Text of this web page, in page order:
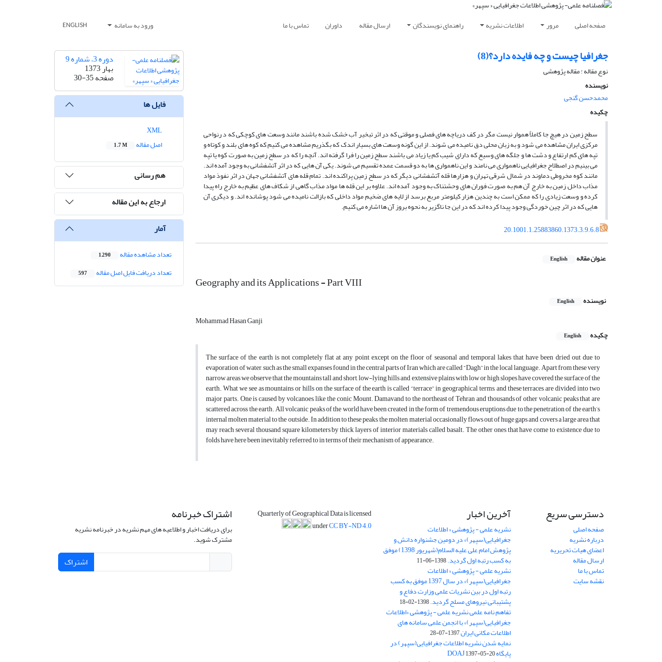
صفحه اصلی مرور اطلاعات نشریه راهنمای نویسندگان ارسال مقاله داوران تماس با ما ورود به سامانه ENGLISH
جغرافیا چیست و چه فایده دارد؟(8)
نوع مقاله : مقاله پژوهشی
نویسنده
محمدحسن گنجی
چکیده
سطح زمین در هیچ جا کاملاً هموار نیست مگر در کف دریاچه ­های فصلی و موقتی که در اثر تبخیر آب خشک شده باشند مانند وسعت­ های کوچکی که د رنواحی
مرکزی ایران مشاهده می­ شود و به زبان محلی دق نامیده می­ شوند. از این گونه وسعت های بسیار اندک که بگذریم مشاهده می­ کنیم که کوه های بلند و کوتاه و
تپه­ های کم ارتفاع و دشت ها و جلگه ­های وسیع که دارای شیب کم یا زیاد می­ باشند سطح زمین را فرا گرفته­ اند. آنچه را که در سطح زمین به صورت کوه یا تپه
می­ بینیم در اصطلاح جغرافیایی ناهمواری می­ نامند و این ناهمواری ها به دو قسمت عمده تقسیم می­ شوند. یکی آن هایی که در اثر آتشفشانی به وجود آمده ­اند.
مانند کوه مخروطی دماوند در شمال شرقی تهران و هزارها قله آتشفشانی دیگر که در سطح زمین پراکنده­ اند. تمام قله­ های آتشفشانی جهان در اثر نفوذ مواد
مذاب داخل زمین به خارج آن هم به صورت فوران های وحشتناک به وجود آمده ­اند. علاوه بر این قله­ ها مواد مذاب گاهی از شکاف های عظیم به خارج راه پیدا
کرده و وسعت زیادی را که ممکن است به چندین هزار کیلومتر مربع برسد از لایه ­های ضخیم مواد داخلی که بازالت نامیده می­ شود پوشانده­ اند. و دیگری آن
هایی که در اثر چین خوردگی وجود پیدا کرده­ اند که در این جا ناگزیر به نحوه بروز آن ها اشاره می­ کنیم.
20.1001.1.25883860.1373.3.9.6.8
عنوان مقاله English
Geography and its Applications - Part VIII
نویسنده English
Mohammad Hasan Ganji
چکیده
English
The surface of the earth is not completely flat at any point except on the floor of seasonal and temporal lakes that have been dried out due to
evaporation of water, such as the small expanses found in the central parts of Iran which are called “Dagh” in the local language. Apart from these very
narrow areas we observe that the mountains tall and short, low-lying hills and extensive plains with low or high slopes have covered the surface of the
earth. What we see as mountains or hills on the surface of the earth is called “terrace” in geographical terms, and these terraces are divided into two
major parts. One is caused by volcanoes, like the conic Mount. Damavand to the northeast of Tehran and thousands of other volcanic peaks that are
scattered across the earth. All volcanic peaks of the world have been created in the form of tremendous eruptions due to the penetration of the earth’s
internal molten material to the outside. In addition to these peaks, the molten material occasionally flows out of huge gaps and covers a large area that
may reach several thousand square kilometers by thick layers of interior materials called basalt. The other ones that have come to existence due to
folds have here been inevitably referred to in terms of their mechanism of appearance.
دوره 3، شماره 9
بهار 1373
صفحه30-35
فایل ها
اصل مقاله
1.7 M
هم رسانی
ارجاع به این مقاله
آمار
تعداد مشاهده مقاله 1,290
تعداد دریافت فایل اصل مقاله 597
دسترسی سریع
صفحه اصلی
درباره نشریه
اعضای هیات تحریریه
ارسال مقاله
تماس با ما
نقشه سایت
آخرین اخبار
نشریه علمی - پژوهشی « اطلاعات
جغرافیایی(سپهر)» در دومین جشنواره دانش و
پژوهش امام علی علیه السلام(شهریور 1398) موفق
به کسب رتبه اول گردید.1398-06-11
نشریه علمی - پژوهشی « اطلاعات
جغرافیایی(سپهر)» در سال 1397 موفق به کسب
رتبه اول در بین نشریات علمی وزارت دفاع و
پشتیبانی نیروهای مسلح گردید.1398-02-18
تفاهم نامه علمی نشریه علمی - پژوهشی «اطلاعات
جغرافیایی(سپهر)» با انجمن علمی سامانه های
اطلاعات مکانی ایران1397-07-28
نمایه شدن نشریه اطلاعات جغرافیایی(سپهر) در
پایگاه DOAJ1397-05-20
Quarterly of Geographical Data is licensed
underCC BY-ND 4.0
اشتراک خبرنامه
برای دریافت اخبار و اطلاعیه های مهم نشریه در خبرنامه نشریه
مشترک شوید.
اشتراک